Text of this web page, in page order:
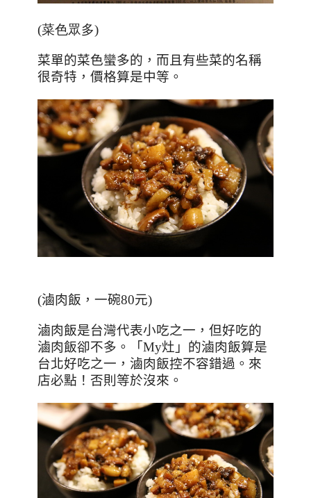
(菜色眾多)
菜單的菜色蠻多的，而且有些菜的名稱
很奇特，價格算是中等。
(滷肉飯，一碗80元)
滷肉飯是台灣代表小吃之一，但好吃的
滷肉飯卻不多。「 My灶」的滷肉飯算是
台北好吃之一，滷肉飯控不容錯過。來
店必點！否則等於沒來。